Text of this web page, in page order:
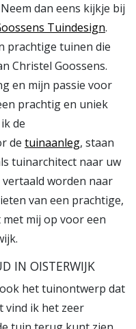
dan eens kijkje bij
Tuindesign.
prachtige tuinen die
Christel Goossens.
en mijn passie voor
prachtig en uniek
de
de tuinaanleg, staan
tuinarchitect naar uw
worden naar
van een prachtige,
mij op voor een
IN OISTERWIJK
het tuinontwerp dat
vind ik het zeer